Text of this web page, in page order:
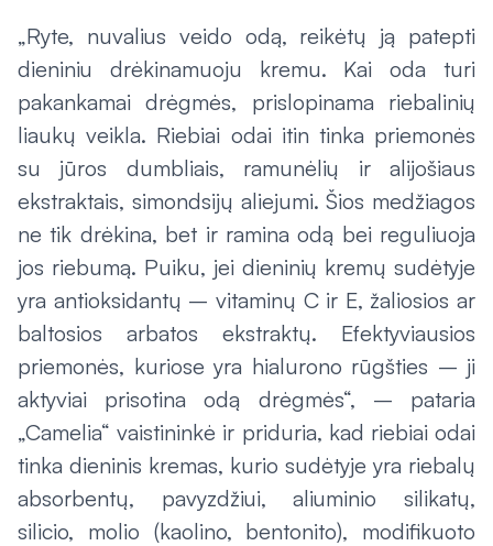
„Ryte, nuvalius veido odą, reikėtų ją patepti
dieniniu drėkinamuoju kremu. Kai oda turi
pakankamai drėgmės, prislopinama riebalinių
liaukų veikla. Riebiai odai itin tinka priemonės
su jūros dumbliais, ramunėlių ir alijošiaus
ekstraktais, simondsijų aliejumi. Šios medžiagos
ne tik drėkina, bet ir ramina odą bei reguliuoja
jos riebumą. Puiku, jei dieninių kremų sudėtyje
yra antioksidantų – vitaminų C ir E, žaliosios ar
baltosios arbatos ekstraktų. Efektyviausios
priemonės, kuriose yra hialurono rūgšties – ji
aktyviai prisotina odą drėgmės“, – pataria
„Camelia“ vaistininkė ir priduria, kad riebiai odai
tinka dieninis kremas, kurio sudėtyje yra riebalų
absorbentų, pavyzdžiui, aliuminio silikatų,
silicio, molio (kaolino, bentonito), modifikuoto